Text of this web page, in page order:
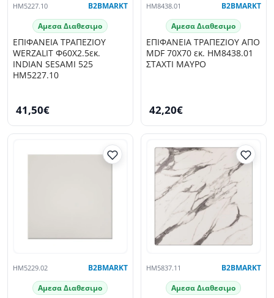
HM5227.10 B2BMARKT
Αμεσα Διαθεσιμο
ΕΠΙΦΑΝΕΙΑ ΤΡΑΠΕΖΙΟΥ
WERZALIT Φ60Χ2.5εκ.
INDIAN SESAMI 525
HM5227.10
41,50€
HM8438.01 B2BMARKT
Αμεσα Διαθεσιμο
ΕΠΙΦΑΝΕΙΑ ΤΡΑΠΕΖΙΟΥ ΑΠΟ
MDF 70Χ70 εκ. HM8438.01
ΣΤΑΧΤΙ ΜΑΥΡΟ
42,20€
HM5229.02 B2BMARKT
Αμεσα Διαθεσιμο
HM5837.11 B2BMARKT
Αμεσα Διαθεσιμο